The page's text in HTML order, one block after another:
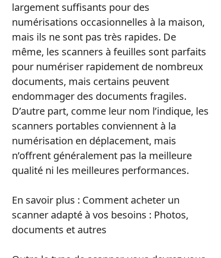
largement suffisants pour des
numérisations occasionnelles à la maison,
mais ils ne sont pas très rapides. De
même, les scanners à feuilles sont parfaits
pour numériser rapidement de nombreux
documents, mais certains peuvent
endommager des documents fragiles.
D’autre part, comme leur nom l’indique, les
scanners portables conviennent à la
numérisation en déplacement, mais
n’offrent généralement pas la meilleure
qualité ni les meilleures performances.
En savoir plus : Comment acheter un
scanner adapté à vos besoins : Photos,
documents et autres